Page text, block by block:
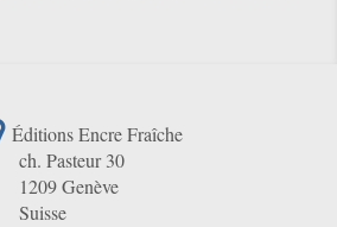
Éditions Encre Fraîche
ch. Pasteur 30
1209 Genève
Suisse